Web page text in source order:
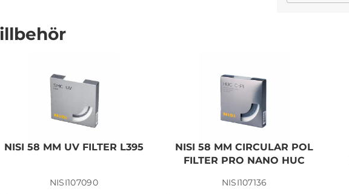
80,00 SEK
NISI 58 MM UV FILTER L395
NISI107090
NISI 58 MM CIRCULAR POL
FILTER PRO NANO HUC
NISI107136